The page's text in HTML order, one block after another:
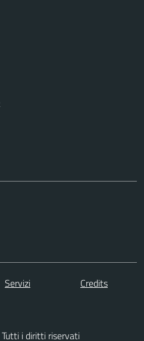
Servizi
Credits
i diritti riservati